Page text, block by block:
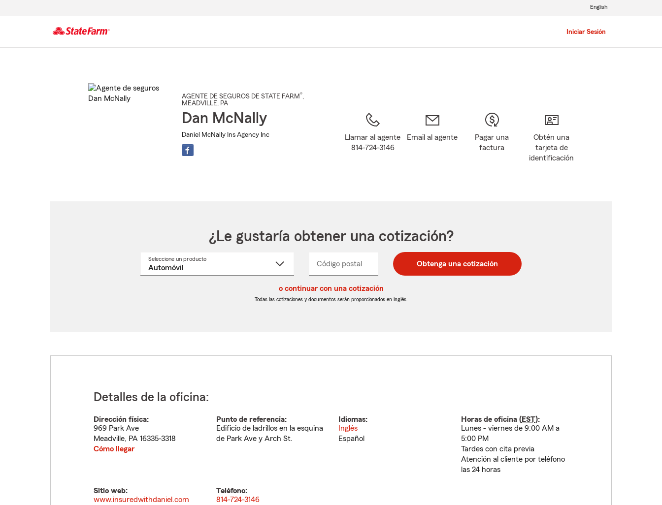
Iniciar Sesión
English
AGENTE DE SEGUROS DE STATE FARM®,
MEADVILLE, PA
Dan McNally
Daniel McNally Ins Agency Inc
Llamar al agente
814-724-3146
Email al agente
Pagar una
factura
Obtén una
tarjeta de
identificación
¿Le gustaría obtener una cotización?
Seleccione un productoSeleccione
Código postal
postal
de
postal
de
_____ Obtenga una cotización
o continuar con una cotización
Todas las cotizaciones y documentos serán proporcionados en inglés.
Detalles de la oficina:
Dirección física:
969 Park Ave
Meadville, PA 16335-3318
Cómo llegar
Punto de referencia:
Edificio de ladrillos en la esquina
de Park Ave y Arch St.
Idiomas:
Inglés
Español
Horas de oficina (EST):
Lunes - viernes de 9:00 AM a
5:00 PM
Tardes con cita previa
Atención al cliente por teléfono
las 24 horas
Sitio web:
www.insuredwithdaniel.com
Teléfono:
814-724-3146